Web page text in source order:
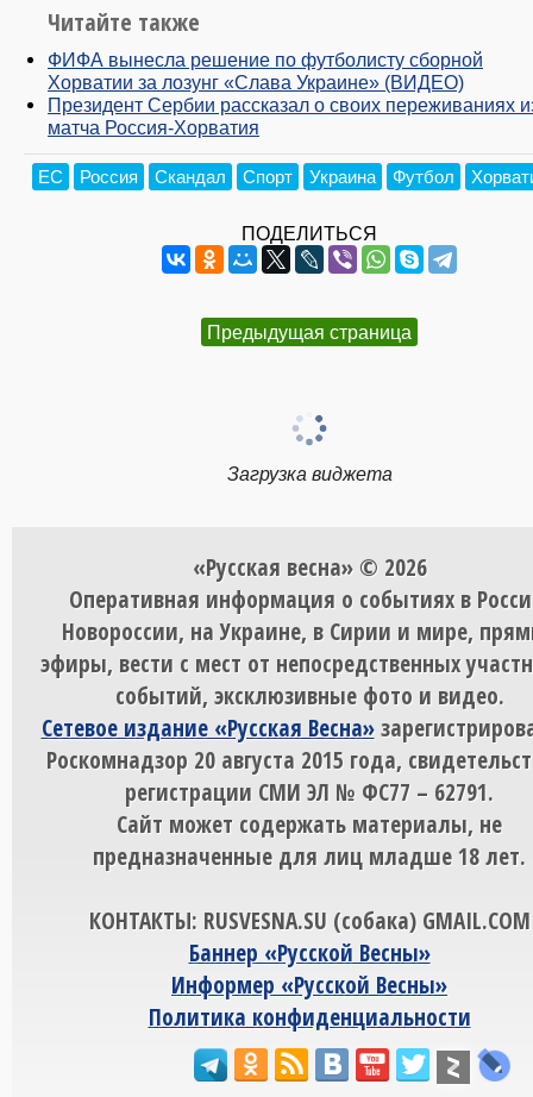
Читайте также
ФИФА вынесла решение по футболисту сборной
Хорватии за лозунг «Слава Украине» (ВИДЕО)
Президент Сербии рассказал о своих переживаниях
матча Россия-Хорватия
ЕС Россия Скандал Спорт Украина Футбол
ПОДЕЛИТЬСЯ
Предыдущая страница
Загрузка виджета
«Русская весна» © 2026
Оперативная информация о событиях в
Новороссии, на Украине, в Сирии и мире,
эфиры, вести с мест от непосредственных
событий, эксклюзивные фото и видео.
Сетевое издание «Русская Весна»
Роскомнадзор 20 августа 2015 года,
регистрации СМИ ЭЛ № ФС77 – 62791.
Сайт может содержать материалы, не
предназначенные для лиц младше 18 лет.
КОНТАКТЫ: RUSVESNA.SU (собака) GMAIL.COM
Баннер «Русской Весны»
Информер «Русской Весны»
Политика конфиденциальности